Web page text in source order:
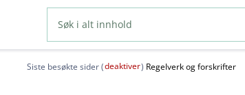
Siste besøkte sider (deaktiver) Regelverk og forskrifter